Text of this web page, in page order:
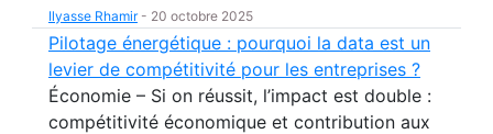
Ilyasse Rhamir- 20 octobre 2025
Pilotage énergétique : pourquoi la data est un
levier de compétitivité pour les entreprises ?
Économie – Si on réussit, l’impact est double :
compétitivité économique et contribution aux